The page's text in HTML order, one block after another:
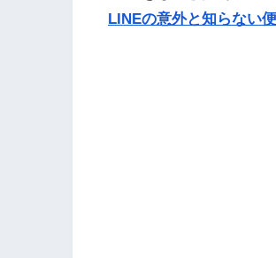
LINEの意外と知らない